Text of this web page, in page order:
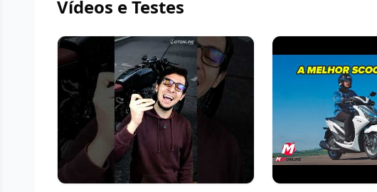
Vídeos e Testes